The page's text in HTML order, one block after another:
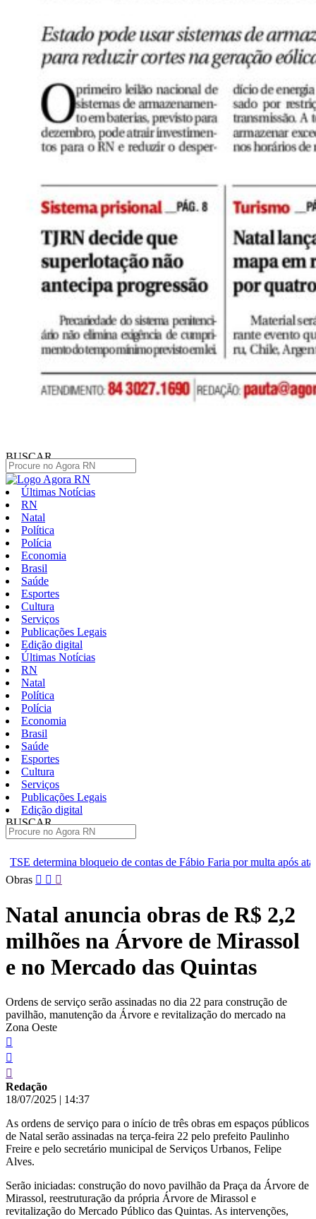
BUSCAR
Últimas Notícias
RN
Natal
Política
Polícia
Economia
Brasil
Saúde
Esportes
Cultura
Serviços
Publicações Legais
Edição digital
Últimas Notícias
RN
Natal
Política
Polícia
Economia
Brasil
Saúde
Esportes
Cultura
Serviços
Publicações Legais
Edição digital
BUSCAR
de contas de Fábio Faria por multa após ataque a Lula
Pular
conteúdo
Obras
Natal anuncia obras de R$ 2,2
milhões na Árvore de Mirassol
e no Mercado das Quintas
Ordens de serviço serão assinadas no dia 22 para construção de
pavilhão, manutenção da Árvore e revitalização do mercado na
Zona Oeste
Redação
18/07/2025 | 14:37
As ordens de serviço para o início de três obras em espaços públicos
de Natal serão assinadas na terça-feira 22 pelo prefeito Paulinho
Freire e pelo secretário municipal de Serviços Urbanos, Felipe
Alves.
Serão iniciadas: construção do novo pavilhão da Praça da Árvore de
Mirassol, reestruturação da própria Árvore de Mirassol e
revitalização do Mercado Público das Quintas. As intervenções,